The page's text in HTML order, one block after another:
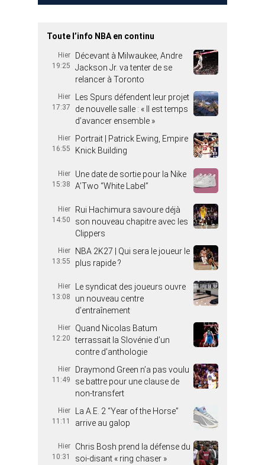
Toute l’info NBA en continu
Hier
19:25
Décevant à Milwaukee, Andre
Jackson Jr. va tenter de se
relancer à Toronto
Hier
17:37
Les Spurs défendent leur projet
de nouvelle salle : « Il est temps
d’avancer ensemble »
Hier
16:55
Portrait | Patrick Ewing, Empire
Knick Building
Hier
15:38
Une date de sortie pour la Nike
A’Two “White Label”
Hier
14:50
Rui Hachimura savoure déjà
son nouveau chapitre avec les
Clippers
Hier
13:55
NBA 2K27 | Qui sera le joueur le
plus rapide ?
Hier
13:08
Le syndicat des joueurs ouvre
un nouveau centre
d’entraînement
Hier
12:20
Quand Nicolas Batum
terrassait la Slovénie d’un
contre d’anthologie
Hier
11:49
Draymond Green n’a pas voulu
se battre pour une clause de
non-transfert
Hier
11:11
La A.E. 2 “Year of the Horse”
arrive au galop
Hier
10:31
Chris Bosh prend la défense du
soi-disant « ring chaser »